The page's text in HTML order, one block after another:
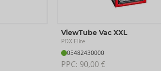
ViewTube Vac XXL
PDX Elite
05482430000
PPC: 90,00 €